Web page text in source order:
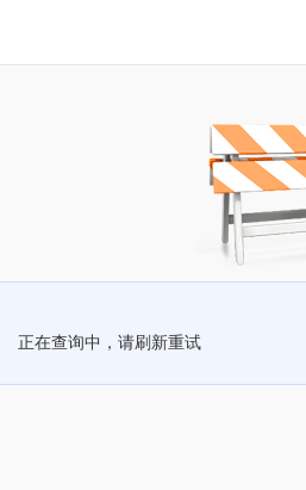
正在查询中，请刷新重试